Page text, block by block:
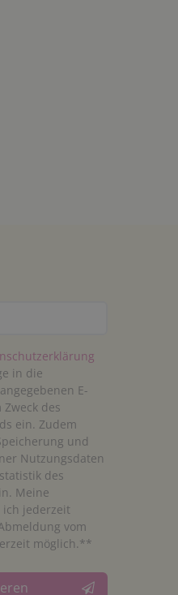
in die
E-
des
ein. Zudem
und
Nutzungsdaten
des
Meine
jederzeit
vom
möglich.**